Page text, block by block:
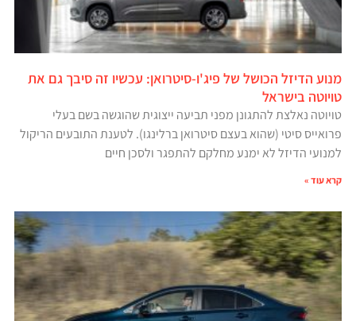
מנוע הדיזל הכושל של פיג'ו-סיטרואן: עכשיו זה סיבך גם את
טויוטה בישראל
טויוטה נאלצת להתגונן מפני תביעה ייצוגית שהוגשה בשם בעלי
פרואייס סיטי (שהוא בעצם סיטרואן ברלינגו). לטענת התובעים הריקול
למנועי הדיזל לא ימנע מחלקם להתפגר ולסכן חיים
קרא עוד »